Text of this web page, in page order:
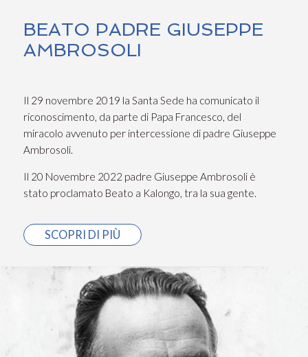
BEATO PADRE GIUSEPPE
AMBROSOLI
Il 29 novembre 2019 la Santa Sede ha comunicato il
riconoscimento, da parte di Papa Francesco, del
miracolo avvenuto per intercessione di padre Giuseppe
Ambrosoli.
Il 20 Novembre 2022 padre Giuseppe Ambrosoli è
stato proclamato Beato a Kalongo, tra la sua gente.
SCOPRI DI PIÙ